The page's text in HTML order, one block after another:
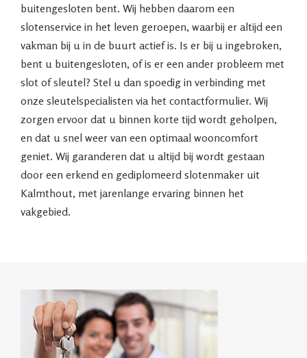
buitengesloten bent. Wij hebben daarom een
slotenservice in het leven geroepen, waarbij er altijd een
vakman bij u in de buurt actief is. Is er bij u ingebroken,
bent u buitengesloten, of is er een ander probleem met
slot of sleutel? Stel u dan spoedig in verbinding met
onze sleutelspecialisten via het contactformulier. Wij
zorgen ervoor dat u binnen korte tijd wordt geholpen,
en dat u snel weer van een optimaal wooncomfort
geniet. Wij garanderen dat u altijd bij wordt gestaan
door een erkend en gediplomeerd slotenmaker uit
Kalmthout, met jarenlange ervaring binnen het
vakgebied.